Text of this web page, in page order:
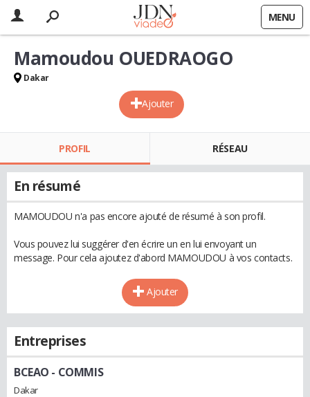
MENU
Ajouter
Mamoudou OUEDRAOGO
Dakar
PROFIL RÉSEAU
En résumé
MAMOUDOU n'a pas encore ajouté de résumé à son profil.
Vous pouvez lui suggérer d'en écrire un en lui envoyant un
message. Pour cela ajoutez d'abord MAMOUDOU à vos contacts.
Ajouter
Entreprises
BCEAO - COMMIS
Dakar